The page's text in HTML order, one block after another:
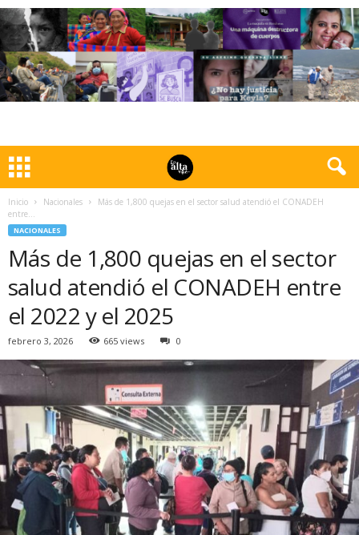
Inicio Nacionales
Más de 1,800 quejas en el sector salud atendió el CONADEH
entre...
NACIONALES
Más de 1,800 quejas en el sector
salud atendió el CONADEH entre
el 2022 y el 2025
febrero 3, 2026 665 views 0